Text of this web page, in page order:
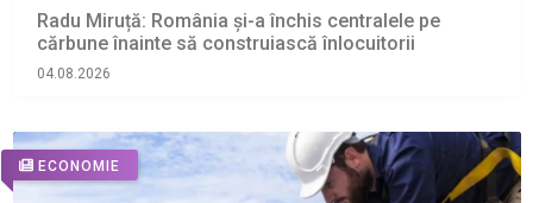
Radu Miruță: România și-a închis centralele pe
cărbune înainte să construiască înlocuitorii
04.08.2026
ECONOMIE